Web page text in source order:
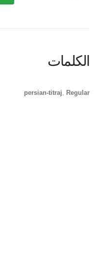
الكلمات
persian-titraj Regular